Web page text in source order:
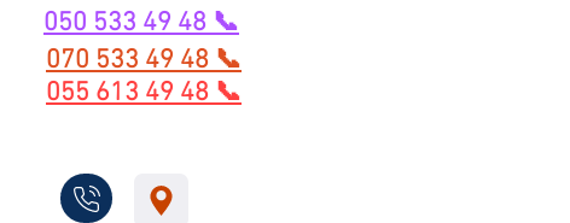
050 533 49 48 📞
070 533 49 48 📞
055 613 49 48 📞